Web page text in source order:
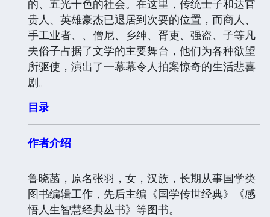
的、五光十色的社会。在这里，传统士子和达官
贵人、英雄豪杰已退居到次要的位置，而商人、
手工业者、、僧尼、乡绅、胥吏、强盗、子等凡
夫俗子占据了文学的主要舞台，他们为各种欲望
所驱使，演出了一幕幕令人拍案惊奇的生活悲喜
剧。
目录
作者介绍
鲁晓菡，原名张羽，女，汉族，长期从事国学类
图书编辑工作，先后主编《国学传世经典》《感
悟人生智慧经典丛书》等图书。